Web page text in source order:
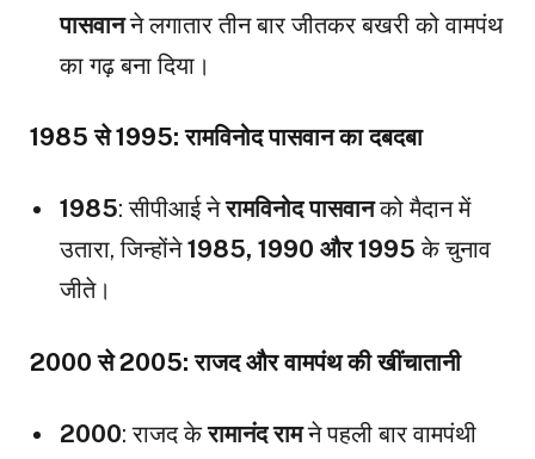
पासवानने लगातार तीन बार जीतकर बखरी को वामपंथ
का गढ़ बना दिया।
1985 से 1995: रामविनोद पासवान का दबदबा
1985: सीपीआई नेरामविनोद पासवानको मैदान में
उतारा, जिन्होंने1985, 1990 और 1995 के चुनाव
जीते।
2000 से 2005: राजद और वामपंथ की खींचातानी
2000: राजद केरामानंद रामने पहली बार वामपंथी